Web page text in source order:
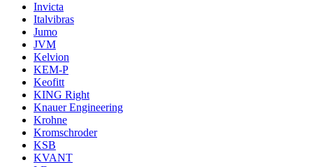
Invicta
Italvibras
Jumo
JVM
Kelvion
KEM-P
Keofitt
KING Right
Knauer Engineering
Krohne
Kromschroder
KSB
KVANT